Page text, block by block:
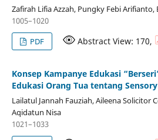
Zafirah Lifia Azzah, Pungky Febi Arifianto,
1005–1020
PDF
Abstract View: 170,
Konsep Kampanye Edukasi
Edukasi Orang Tua tentang
Lailatul Jannah Fauziah, Aileena Solicitor
Aqidatun Nisa
1021–1033